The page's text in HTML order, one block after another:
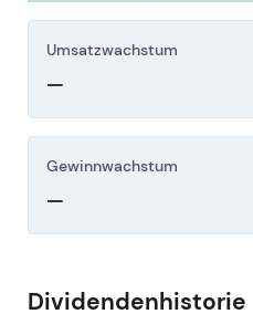
Umsatzwachstum
—
Gewinnwachstum
—
Dividendenhistorie